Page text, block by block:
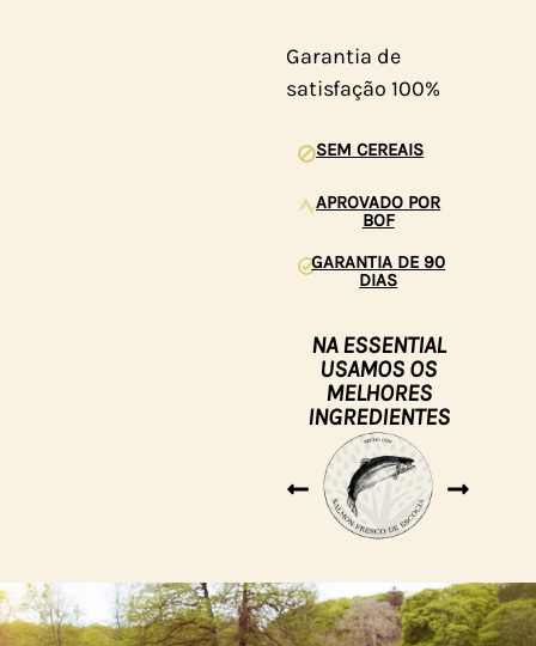
Garantia de
satisfação 100%
SEM CEREAIS
APROVADO POR
BOF
GARANTIA DE 90
DIAS
NA ESSENTIAL
USAMOS OS
MELHORES
INGREDIENTES